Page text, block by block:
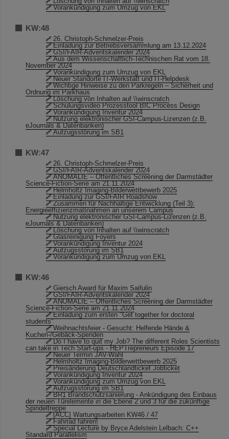
Vorankündigung zum Umzug von EKL
KW:48
26. Christoph-Schmelzer-Preis
Einladung zur Betriebsversammlung am 13.12.2024
GSI/FAIR-Adventskalender 2024
Aus dem Wissenschaftlich-Technischen Rat vom 18.
November 2024
Vorankündigung zum Umzug von EKL
Neuer Standorte IT-Werkstatt und IT-Helpdesk
Wichtige Hinweise zu den Parkregeln – Sicherheit und
Ordnung im Parkhaus
Löschung von Inhalten auf \\winscratch
Schulungsvideo Prozesstool BIC Process Design
Vorankündigung Inventur 2024
Nutzung elektronischer GSI-Campus-Lizenzen (z.B.
eJournals & Datenbanken)
Aufzugsstörung im SB1
KW:47
26. Christoph-Schmelzer-Preis
GSI/FAIR-Adventskalender 2024
ANOMALIE – Öffentliches Screening der Darmstädter
Science-Fiction-Serie am 21.11.2024
Helmholtz Imaging-Bilderwettbewerb 2025
Einladung zur GSI/FAIR Roadshow
Zusammen für Nachhaltige Entwicklung (Teil 3):
Energieeffizienzmaßnahmen an unserem Campus
Nutzung elektronischer GSI-Campus-Lizenzen (z.B.
eJournals & Datenbanken)
Löschung von Inhalten auf \\winscratch
Glasreinigung Foyers
Vorankündigung Inventur 2024
Aufzugsstörung im SB1
Vorankündigung zum Umzug von EKL
KW:46
Giersch Award für Maxim Saifulin
GSI/FAIR-Adventskalender 2024
ANOMALIE – Öffentliches Screening der Darmstädter
Science-Fiction-Serie am 21.11.2024
Einladung zum ersten "Get together for doctoral
students"
Weihnachtsfeier - Gesucht: Helfende Hände &
Kuchen-/Gebäck-Spenden
Do I have to quit my Job? The different Roles Scientists
can take in Tech Start-ups - HEPTrepreneurs Episode 17
Neuer Termin JAV-Wahl
Helmholtz Imaging-Bilderwettbewerb 2025
Preisänderung Deutschlandticket Jobticket
Vorankündigung Inventur 2024
Vorankündigung zum Umzug von EKL
Aufzugsstörung im SB1
BR1 Brandschutzsanierung - Ankündigung des Einbaus
der neuen Türelemente in die Ebene 2 und 3 für die zukünftige
Spindeltreppe
[ACC] Wartungsarbeiten KW46 / 47
Fahrrad fahren!
Special Lecture by Bryce Adelstein Lelbach: C++
Standard Parallelism